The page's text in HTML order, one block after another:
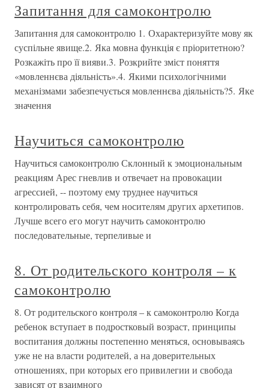
Запитання для самоконтролю
Запитання для самоконтролю 1. Охарактеризуйте мову як
суспільне явище.2. Яка мовна функція є пріоритетною?
Розкажіть про її вияви.3. Розкрийте зміст поняття
«мовленнєва діяльність».4. Якими психологічними
механізмами забезпечується мовленнєва діяльність?5. Яке
значення
Научиться самоконтролю
Научиться самоконтролю Склонный к эмоциональным
реакциям Арес гневлив и отвечает на провокации
агрессией, -- поэтому ему труднее научиться
контролировать себя, чем носителям других архетипов.
Лучше всего его могут научить самоконтролю
последовательные, терпеливые и
8. От родительского контроля – к
самоконтролю
8. От родительского контроля – к самоконтролю Когда
ребенок вступает в подростковый возраст, принципы
воспитания должны постепенно меняться, основываясь
уже не на власти родителей, а на доверительных
отношениях, при которых его привилегии и свобода
зависят от взаимного